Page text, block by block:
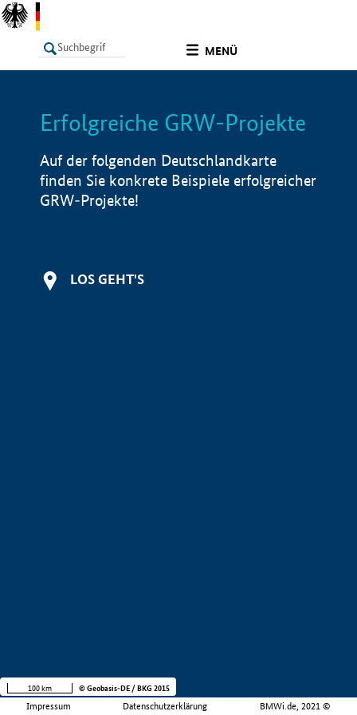
MENÜ
LISTE Info
Erfolgreiche GRW-Projekte
Auf der folgenden Deutschlandkarte
finden Sie konkrete Beispiele erfolgreicher
GRW-Projekte!
LOS GEHT'S
Impressum Datenschutzerklärung BMWi.de, 2021 ©
100 km © Geobasis-DE / BKG 2015